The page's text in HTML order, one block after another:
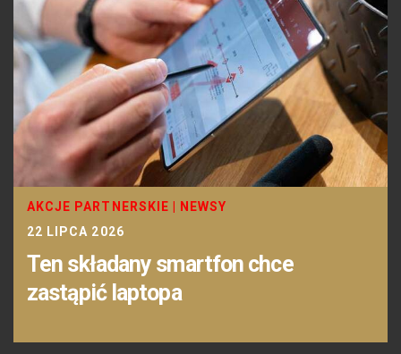
AKCJE PARTNERSKIE
NEWSY
22 LIPCA 2026
Ten składany smartfon chce
zastąpić laptopa